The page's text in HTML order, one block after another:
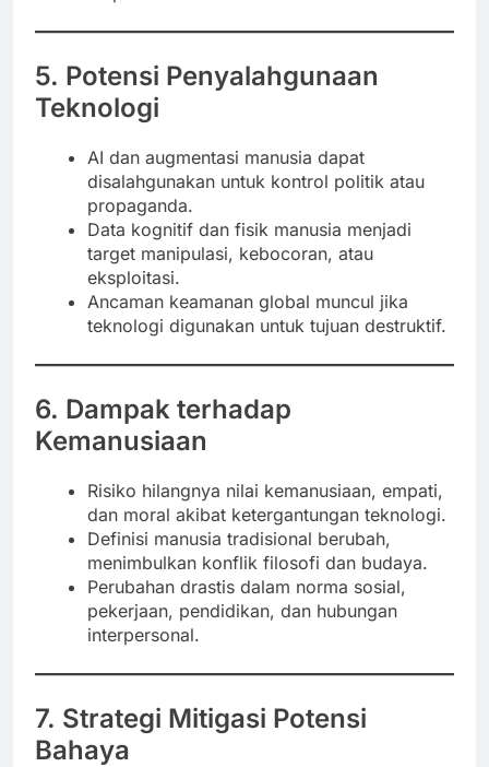
5. Potensi Penyalahgunaan
Teknologi
AI dan augmentasi manusia dapat
disalahgunakan untuk kontrol politik atau
propaganda.
Data kognitif dan fisik manusia menjadi
target manipulasi, kebocoran, atau
eksploitasi.
Ancaman keamanan global muncul jika
teknologi digunakan untuk tujuan destruktif.
6. Dampak terhadap
Kemanusiaan
Risiko hilangnya nilai kemanusiaan, empati,
dan moral akibat ketergantungan teknologi.
Definisi manusia tradisional berubah,
menimbulkan konflik filosofi dan budaya.
Perubahan drastis dalam norma sosial,
pekerjaan, pendidikan, dan hubungan
interpersonal.
7. Strategi Mitigasi Potensi
Bahaya